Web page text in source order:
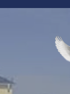
Перейти